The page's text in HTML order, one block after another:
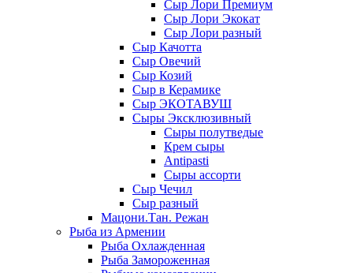
Сыр Лори Премиум
Сыр Лори Экокат
Сыр Лори разный
Сыр Качотта
Сыр Овечий
Сыр Козий
Сыр в Керамике
Сыр ЭКОТАВУШ
Сыры Эксклюзивный
Сыры полутведые
Крем сыры
Antipasti
Сыры ассорти
Сыр Чечил
Сыр разный
Мацони.Тан. Режан
Рыба из Армении
Рыба Охлажденная
Рыба Замороженная